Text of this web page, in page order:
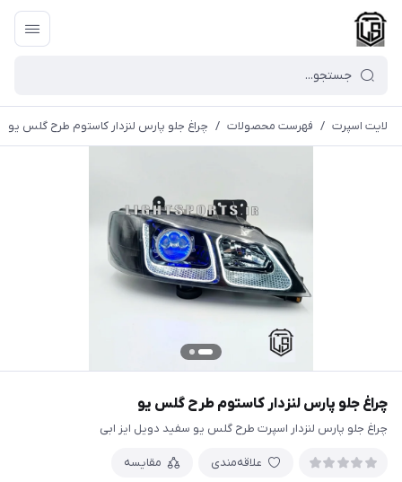
لایت اسپرت / فهرست محصولات / چراغ جلو پارس لنزدار کاستوم طرح گلس یو
چراغ جلو پارس لنزدار کاستوم طرح گلس یو
چراغ جلو پارس لنزدار اسپرت طرح گلس یو سفید دویل ایز ابی
علاقه‌مندی مقایسه